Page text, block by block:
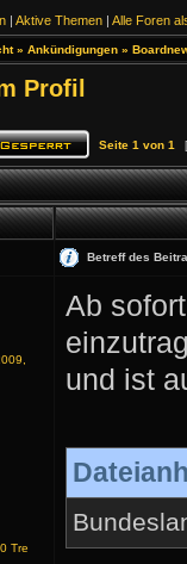
| Aktive Themen | Alle Foren
» Ankündigungen »
Profil
Seite 1 von 1
Betreff des
Tre
Ab
und ist